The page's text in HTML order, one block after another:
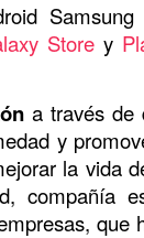
Store y
a través de
y
la vida
compañía